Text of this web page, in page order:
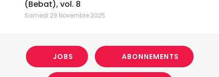
(Bebat), vol. 8
Samedi 29 Novembre 2025
JOBS ABONNEMENTS